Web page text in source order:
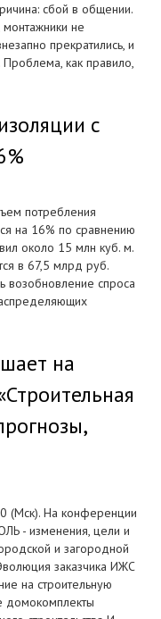
сбой в общении.
не
прекратились, и
как правило,
с
потребления
на 16% по сравнению
около 15 млн куб. м.
в 67,5 млрд руб.
возобновление спроса
на
(Мск). На конференции
- изменения, цели и
и загородной
заказчика ИЖС
на строительную
домокомплекты